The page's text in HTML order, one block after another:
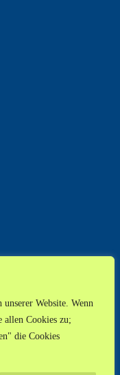
Website. Wenn
Cookies zu;
die Cookies